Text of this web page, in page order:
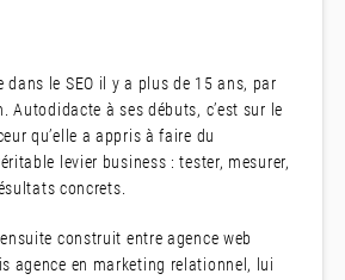
dans le SEO il y a plus de 15 ans, par
Autodidacte à ses débuts, c’est sur le
qu’elle a appris à faire du
levier business : tester, mesurer,
concrets.
construit entre agence web
agence en marketing relationnel, lui